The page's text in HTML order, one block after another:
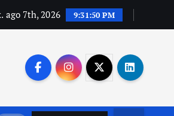
ago 7th, 2026 9:31:51 PM